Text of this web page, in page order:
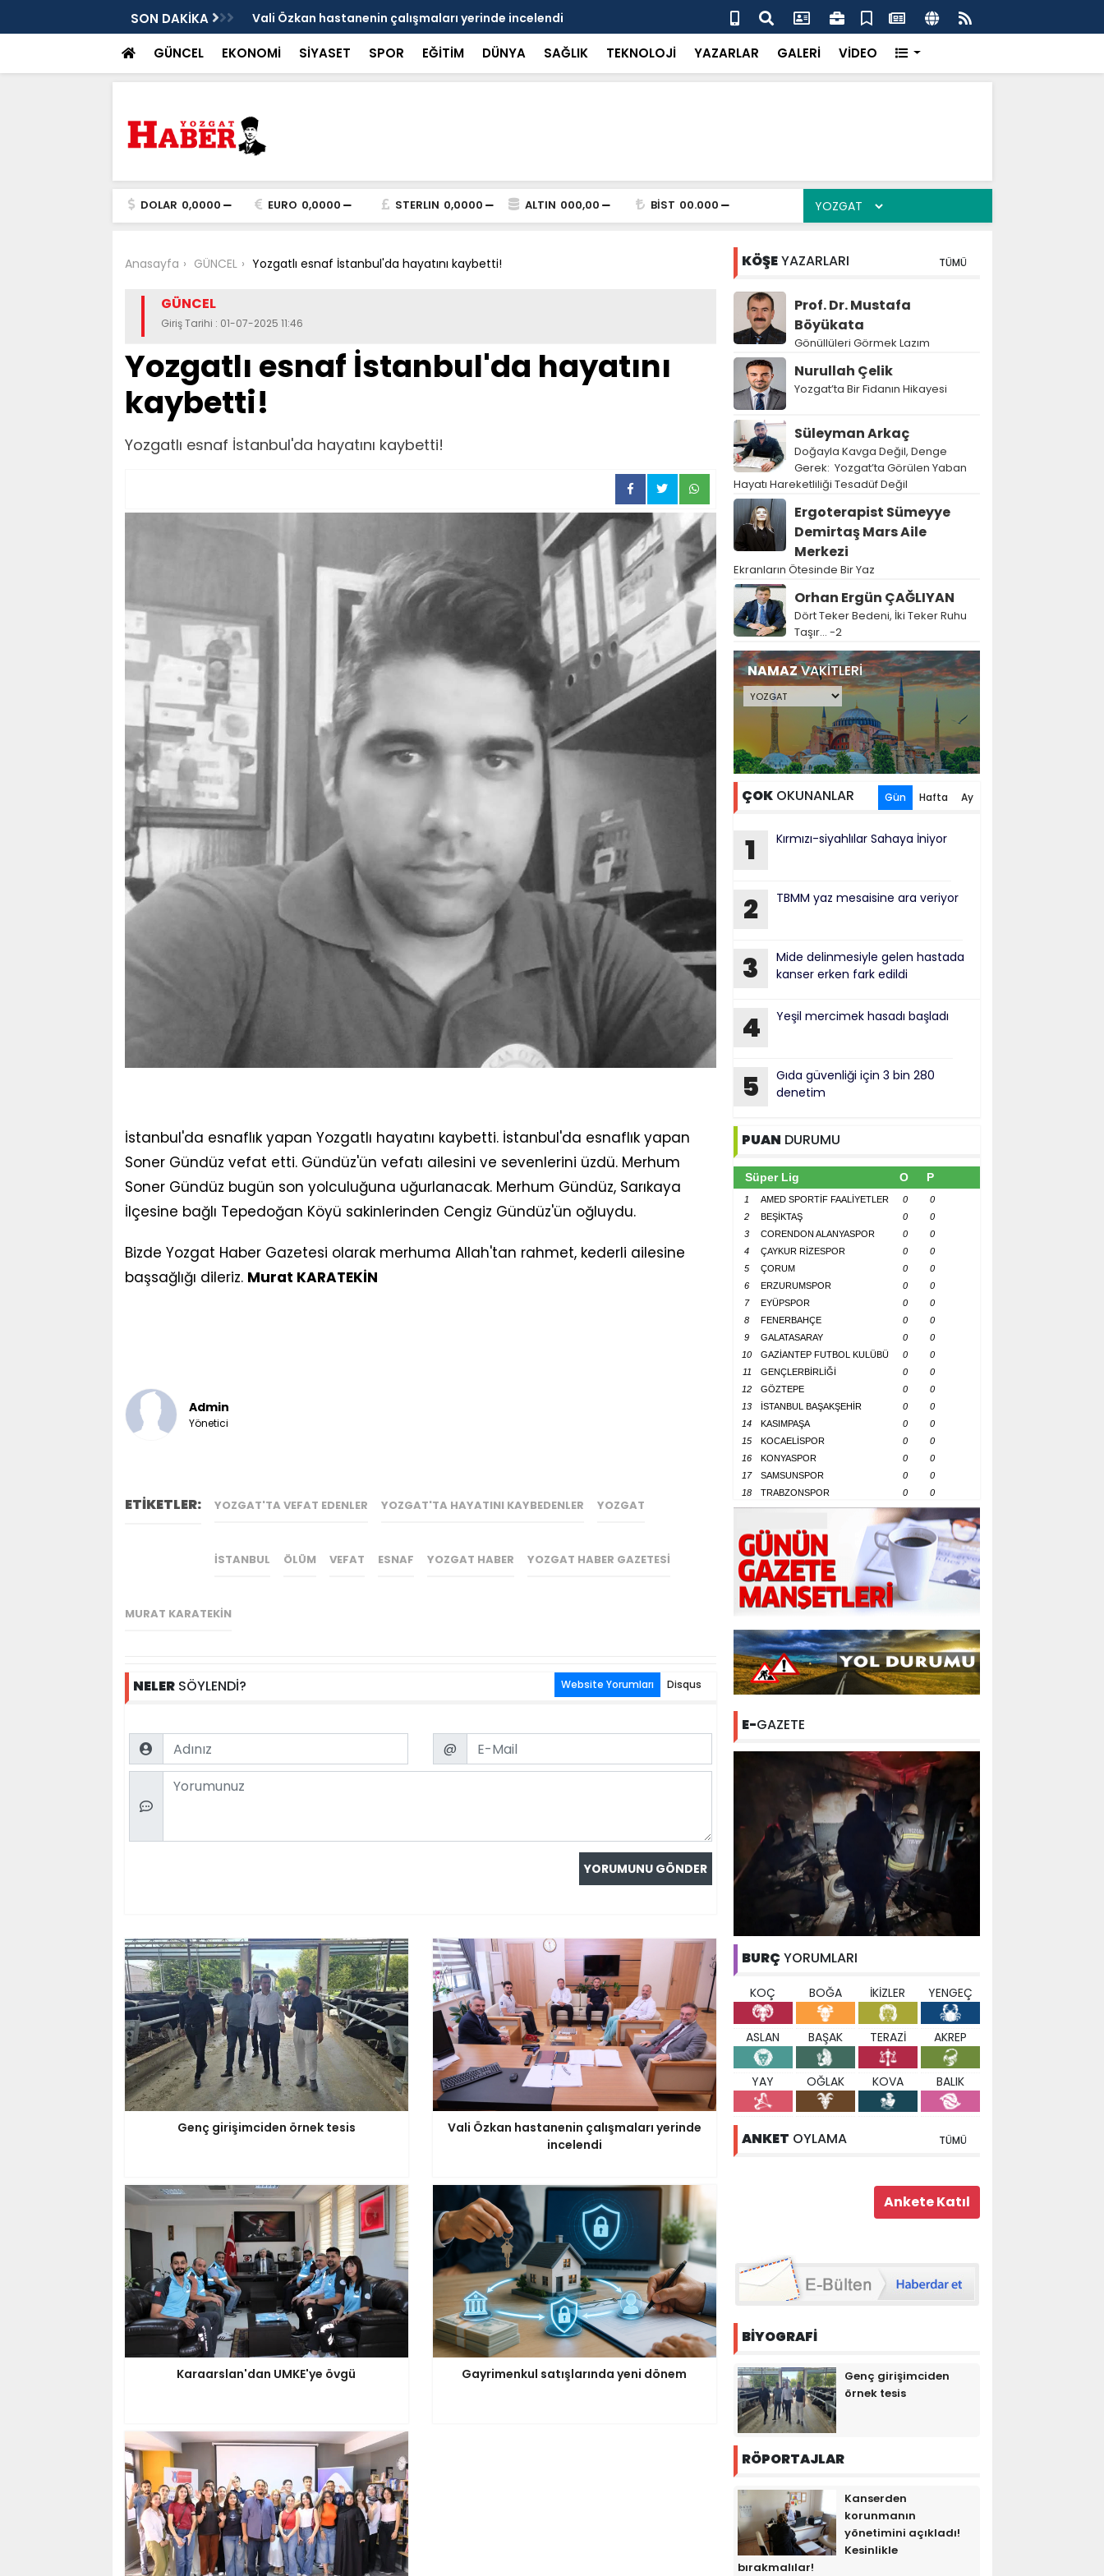
SON DAKİKA Vali Özkan hastanenin çalışmaları yerinde incelendi Karaarslan'dan UMKE'ye övgü
GÜNCEL EKONOMİ SİYASET SPOR EĞİTİM DÜNYA SAĞLIK TEKNOLOJİ YAZARLAR GALERİ VİDEO
DOLAR 0,0000 EURO 0,0000 STERLIN 0,0000 ALTIN 000,00 BİST 00.000
Anasayfa GÜNCEL Yozgatlı esnaf İstanbul'da hayatını kaybetti!
GÜNCEL
Giriş Tarihi : 01-07-2025 11:46
Yozgatlı esnaf İstanbul'da hayatını
kaybetti!
Yozgatlı esnaf İstanbul'da hayatını kaybetti!
İstanbul'da esnaflık yapan Yozgatlı hayatını kaybetti. İstanbul'da esnaflık yapan
Soner Gündüz vefat etti. Gündüz'ün vefatı ailesini ve sevenlerini üzdü. Merhum
Soner Gündüz bugün son yolculuğuna uğurlanacak. Merhum Gündüz, Sarıkaya
İlçesine bağlı Tepedoğan Köyü sakinlerinden Cengiz Gündüz'ün oğluydu.
Bizde Yozgat Haber Gazetesi olarak merhuma Allah'tan rahmet, kederli ailesine
başsağlığı dileriz. Murat KARATEKİN
Admin
Yönetici
ETİKETLER: YOZGAT'TA VEFAT EDENLER YOZGAT'TA HAYATINI KAYBEDENLER YOZGAT
İSTANBUL ÖLÜM VEFAT ESNAF YOZGAT HABER YOZGAT HABER GAZETESI
MURAT KARATEKIN
NELERSÖYLENDİ? Website Yorumları Disqus
Name Email
@
Comment
Genç girişimciden örnek tesis
Vali Özkan hastanenin çalışmaları yerinde
incelendi
Karaarslan'dan UMKE'ye övgü Gayrimenkul satışlarında yeni dönem
KÖŞEYAZARLARI TÜMÜ
Prof. Dr. Mustafa
Böyükata
Gönüllüleri Görmek Lazım
Nurullah Çelik
Yozgat’ta Bir Fidanın Hikayesi
Süleyman Arkaç
Doğayla Kavga Değil, Denge
Gerek: Yozgat’ta Görülen Yaban
Hayatı Hareketliliği Tesadüf Değil
Ergoterapist Sümeyye
Demirtaş Mars Aile
Merkezi
Ekranların Ötesinde Bir Yaz
Orhan Ergün ÇAĞLIYAN
Dört Teker Bedeni, İki Teker Ruhu
Taşır… -2
NAMAZVAKİTLERİ
ÇOKOKUNANLAR Gün Hafta Ay
1 Kırmızı-siyahlılar Sahaya İniyor
2 TBMM yaz mesaisine ara veriyor
3
Mide delinmesiyle gelen hastada
kanser erken fark edildi
4 Yeşil mercimek hasadı başladı
5
Gıda güvenliği için 3 bin 280
denetim
PUAN DURUMU
Süper Lig O P
1 AMED SPORTİF FAALİYETLER 0
0
2
BEŞİKTAŞ 0
0
3
CORENDON ALANYASPOR 0
0
4
ÇAYKUR RİZESPOR 0
0
5
ÇORUM 0
0
6
ERZURUMSPOR 0
0
7
EYÜPSPOR 0
0
8
FENERBAHÇE 0
0
9
GALATASARAY 0
0
10
GAZİANTEP FUTBOL KULÜBÜ 0
0
11
GENÇLERBİRLİĞİ 0
0
12
GÖZTEPE 0
0
13
İSTANBUL BAŞAKŞEHİR 0
0
14
KASIMPAŞA 0
0
15
KOCAELİSPOR 0
0
16
KONYASPOR 0
0
17
SAMSUNSPOR 0
0
18
TRABZONSPOR 0 0
E-GAZETE
BURÇ YORUMLARI
KOÇ BOĞA İKİZLER YENGEÇ
ASLAN BAŞAK TERAZİ AKREP
YAY OĞLAK KOVA BALIK
ANKET OYLAMA TÜMÜ
BİYOGRAFİ
Genç girişimciden
örnek tesis
RÖPORTAJLAR
Kanserden
korunmanın
yönetimini açıkladı!
Kesinlikle
bırakmalılar!